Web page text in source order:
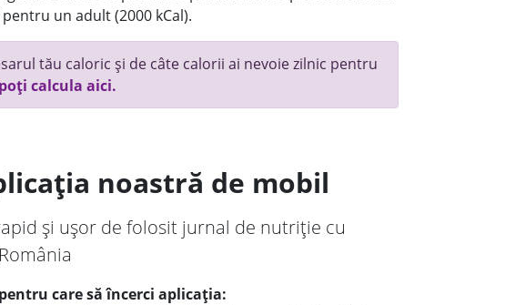
un adult (2000 kCal).
tău caloric și de câte calorii ai nevoie zilnic pentru
calcula aici.
noastră de mobil
și ușor de folosit jurnal de nutriție cu
care să încerci aplicația: